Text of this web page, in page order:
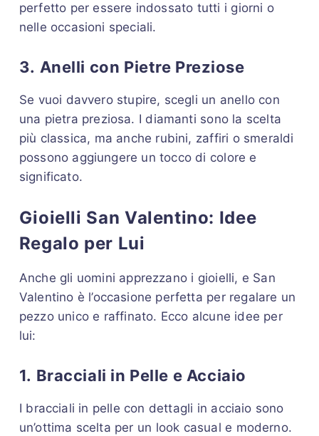
perfetto per essere indossato tutti i giorni o
nelle occasioni speciali.
3. Anelli con Pietre Preziose
Se vuoi davvero stupire, scegli un anello con
una pietra preziosa. I diamanti sono la scelta
più classica, ma anche rubini, zaffiri o smeraldi
possono aggiungere un tocco di colore e
significato.
Gioielli San Valentino: Idee
Regalo per Lui
Anche gli uomini apprezzano i gioielli, e San
Valentino è l’occasione perfetta per regalare un
pezzo unico e raffinato. Ecco alcune idee per
lui:
1. Bracciali in Pelle e Acciaio
I bracciali in pelle con dettagli in acciaio sono
un’ottima scelta per un look casual e moderno.